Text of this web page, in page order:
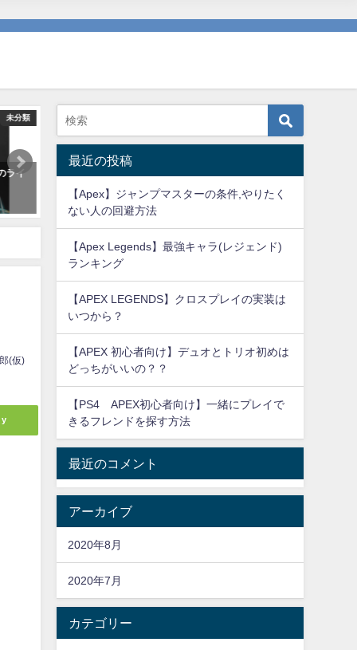
未分類
ライ
番の決まり方、放置する理由
2020年7月14日
に①
(仮)
最近の投稿
【Apex】ジャンプマスターの条件,やりたく
ない人の回避方法
【Apex Legends】最強キャラ(レジェンド)
ランキング
【APEX LEGENDS】クロスプレイの実装は
いつから？
【APEX 初心者向け】デュオとトリオ初めは
どっちがいいの？？
【PS4 APEX初心者向け】一緒にプレイで
きるフレンドを探す方法
最近のコメント
アーカイブ
2020年8月
2020年7月
カテゴリー